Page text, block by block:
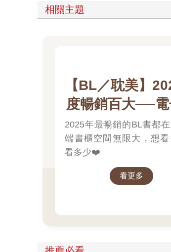
顯示安裝進度的藍條緩慢前進，延江
他愣住，眨眨眼，不動聲色地又看一
延江宇話還沒問完，巫有津已經載
歡迎頁面是幾頁翻動式介紹，最後
「心跳APP，讓你不由自主的心☆
廉價的粉紅泡泡晃動，在句子兩旁
巫有津再次笑出鵝叫。
延江宇轉開鐵門鎖，屋內空無一人。
口袋傳來震動，延江宇拿出手機一
雖然下載APP時有遇上異狀，但看
這交友軟體挺奇妙，自我介紹中可
換言之，一天最多就認識一個人，保
相關主題
【BL／耽美】
度暢銷百大──電
版！
2025年最暢銷的BL書都
端書櫃空間無限大，想
看多少❤️
看更多